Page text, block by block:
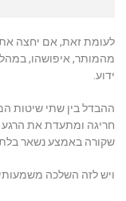
מהמותר, איפושהו,
ידוע.
חריגה ומתעדת את
שקורה באמצע נשאר
ויש לזה השלכה